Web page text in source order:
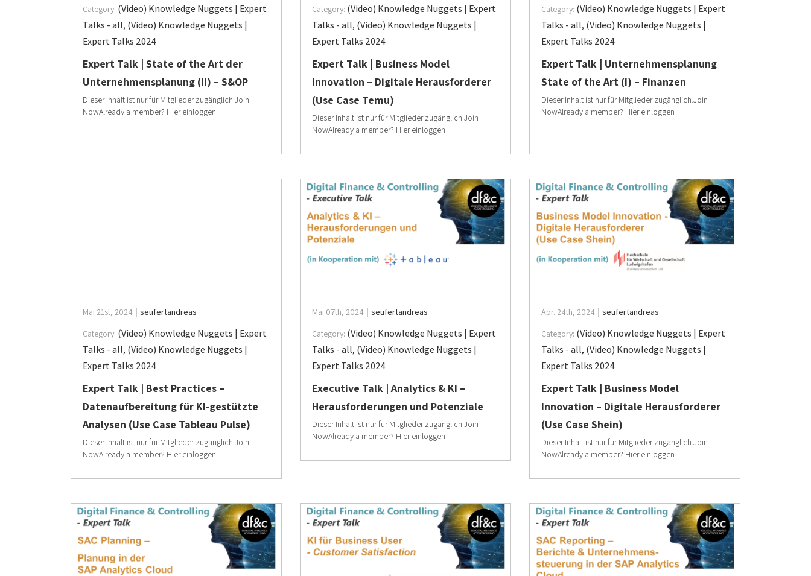
Category: (Video) Knowledge Nuggets | Expert
Talks - all, (Video) Knowledge Nuggets |
Expert Talks 2024
Expert Talk | State of the Art der
Unternehmensplanung (II) – S&OP
Dieser Inhalt ist nur für Mitglieder zugänglich.Join
NowAlready a member? Hier einloggen
Category: (Video) Knowledge Nuggets | Expert
Talks - all, (Video) Knowledge Nuggets |
Expert Talks 2024
Expert Talk | Business Model
Innovation – Digitale Herausforderer
(Use Case Temu)
Dieser Inhalt ist nur für Mitglieder zugänglich.Join
NowAlready a member? Hier einloggen
Category: (Video) Knowledge Nuggets | Expert
Talks - all, (Video) Knowledge Nuggets |
Expert Talks 2024
Expert Talk | Unternehmensplanung
State of the Art (I) – Finanzen
Dieser Inhalt ist nur für Mitglieder zugänglich.Join
NowAlready a member? Hier einloggen
Mai 21st, 2024
seufertandreas
Category: (Video) Knowledge Nuggets | Expert
Talks - all, (Video) Knowledge Nuggets |
Expert Talks 2024
Expert Talk | Best Practices –
Datenaufbereitung für KI-gestützte
Analysen (Use Case Tableau Pulse)
Dieser Inhalt ist nur für Mitglieder zugänglich.Join
NowAlready a member? Hier einloggen
Mai 07th, 2024
seufertandreas
Category: (Video) Knowledge Nuggets | Expert
Talks - all, (Video) Knowledge Nuggets |
Expert Talks 2024
Executive Talk | Analytics & KI –
Herausforderungen und Potenziale
Dieser Inhalt ist nur für Mitglieder zugänglich.Join
NowAlready a member? Hier einloggen
Apr. 24th, 2024
seufertandreas
Category: (Video) Knowledge Nuggets | Expert
Talks - all, (Video) Knowledge Nuggets |
Expert Talks 2024
Expert Talk | Business Model
Innovation – Digitale Herausforderer
(Use Case Shein)
Dieser Inhalt ist nur für Mitglieder zugänglich.Join
NowAlready a member? Hier einloggen